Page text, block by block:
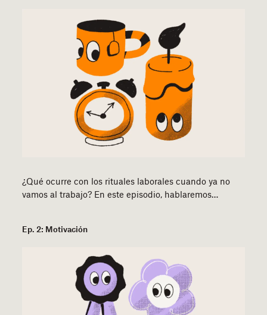
¿Qué ocurre con los rituales laborales cuando ya no
vamos al trabajo? En este episodio, hablaremos…
Ep. 2: Motivación